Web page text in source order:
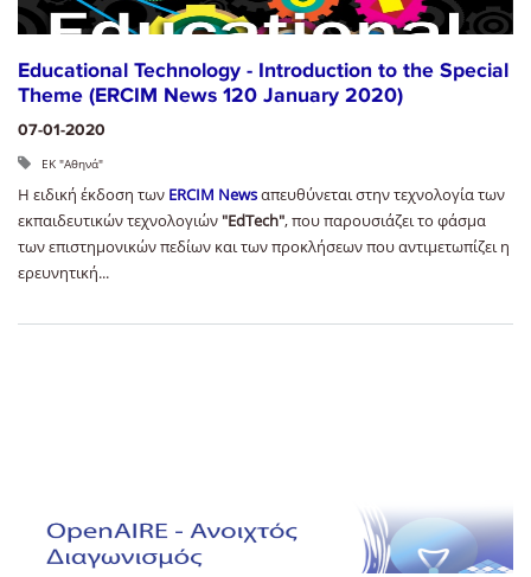
Educational Technology - Introduction to the Special
Theme (ERCIM News 120 January 2020)
07-01-2020
ΕΚ "Αθηνά"
Η ειδική έκδοση των ERCIM Newsαπευθύνεται στην τεχνολογία των
εκπαιδευτικών τεχνολογιών "EdTech", που παρουσιάζει το φάσμα
των επιστημονικών πεδίων και των προκλήσεων που αντιμετωπίζει η
ερευνητική...